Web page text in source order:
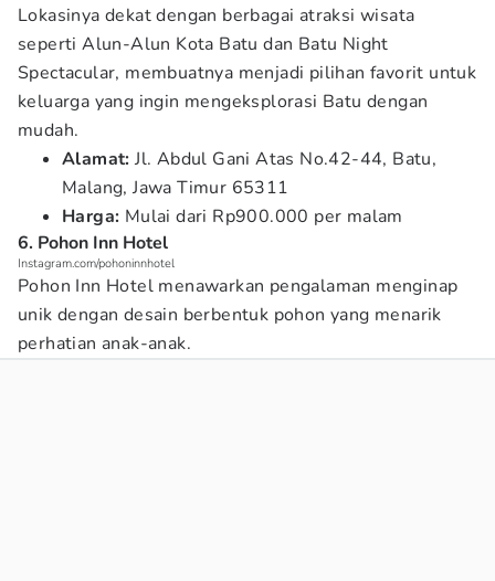
Lokasinya dekat dengan berbagai atraksi wisata
seperti Alun-Alun Kota Batu dan Batu Night
Spectacular, membuatnya menjadi pilihan favorit untuk
keluarga yang ingin mengeksplorasi Batu dengan
mudah.
Alamat: Jl. Abdul Gani Atas No.42-44, Batu,
Malang, Jawa Timur 65311
Harga: Mulai dari Rp900.000 per malam
6. Pohon Inn Hotel
Instagram.com/pohoninnhotel
Pohon Inn Hotel menawarkan pengalaman menginap
unik dengan desain berbentuk pohon yang menarik
perhatian anak-anak.